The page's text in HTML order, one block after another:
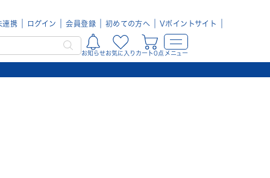
連携 ログイン 会員登録 初めての方へ Vポイントサイト
お知らせお気に入り カート0点 メニュー